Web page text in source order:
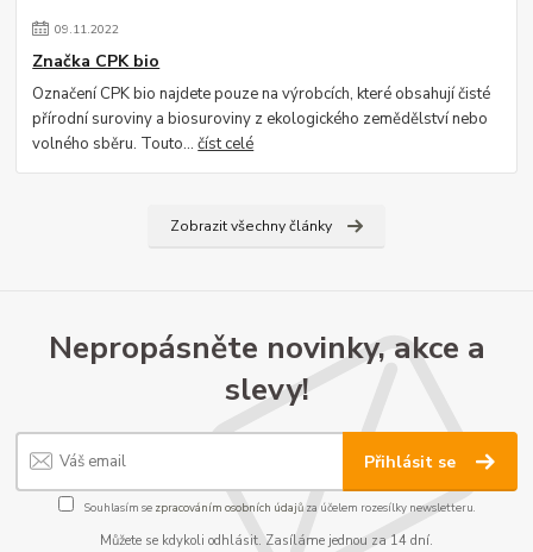
09.11.2022
Značka CPK bio
Označení CPK bio najdete pouze na výrobcích, které obsahují čisté
přírodní suroviny a biosuroviny z ekologického zemědělství nebo
volného sběru. Touto...číst celé
Zobrazit všechny články
Nepropásněte novinky, akce a
slevy!
Přihlásit se
Souhlasím se zpracováním osobních údajůza účelem rozesílky newsletteru.
Můžete se kdykoli odhlásit. Zasíláme jednou za 14 dní.